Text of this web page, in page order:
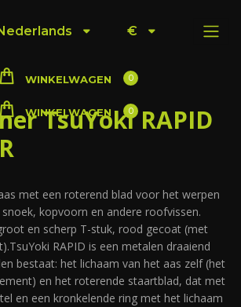
€
WINKELWAGEN 0
WINKELWAGEN 0
TsuYoki RAPID
met een roterend blad voor het werpen
kopvoorn en andere roofvissen.
en scherp T-stuk, rood gecoat (met
RAPID is een metalen draaiend
bestaat: het lichaam van het aas zelf (het
en het roterende staartblad, dat met
en een kronkelende ring met het lichaam